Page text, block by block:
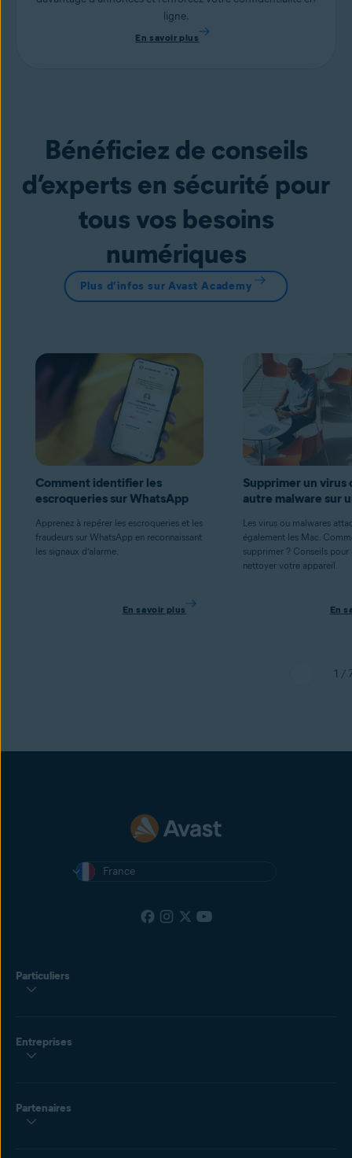
ligne.
En savoir plus
Bénéficiez de conseils
d’experts en sécurité pour
tous vos besoins
numériques
Plus d’infos sur Avast Academy
Comment identifier les
escroqueries sur WhatsApp
Apprenez à repérer les escroqueries et les
fraudeurs sur WhatsApp en reconnaissant
les signaux d’alarme.
En savoir plus
Supprimer un virus
autre malware sur
Les virus ou malwares
également les Mac.
supprimer ? Conseils pour
nettoyer votre appareil.
En
1 /
France
Particuliers
Entreprises
Partenaires